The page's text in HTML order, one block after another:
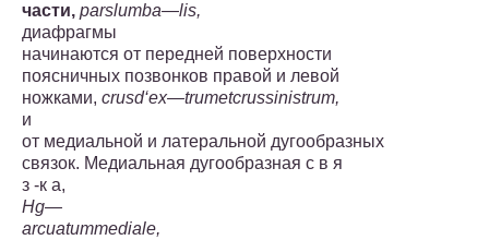
части, parslumba—lis,
диафрагмы
начинаются от передней поверхности
пояснич­ных позвонков правой и левой
ножками, crusd‘ex—trumetcrussinistrum,
и
от медиальной и латеральной дугооб­разных
связок. Медиальная дугообразная с в я
з -к a,
Hg—
arcuatummediale,